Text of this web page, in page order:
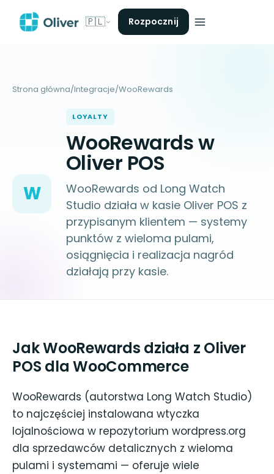
🇵🇱 Rozpocznij
Strona główna/Integracje/WooRewards
W
LOYALTY
WooRewards w
Oliver POS
WooRewards od Long Watch
Studio działa w kasie Oliver POS z
przypisanym klientem — systemy
punktów z wieloma pulami,
osiągnięcia i realizacja nagród
działają przy kasie.
Jak WooRewards działa z Oliver
POS dla WooCommerce
WooRewards (autorstwa Long Watch Studio)
to najczęściej instalowana wtyczka
lojalnościowa w repozytorium wordpress.org
dla sprzedawców detalicznych z wieloma
pulami i systemami — oferuje wiele